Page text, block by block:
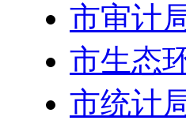
市审计
市生态
市统计